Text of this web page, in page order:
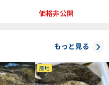
価格非公開
もっと見る
産地